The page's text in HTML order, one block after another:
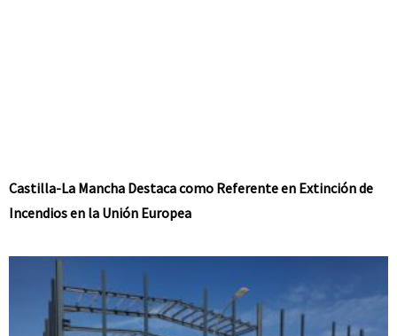
Castilla-La Mancha Destaca como Referente en Extinción de
Incendios en la Unión Europea